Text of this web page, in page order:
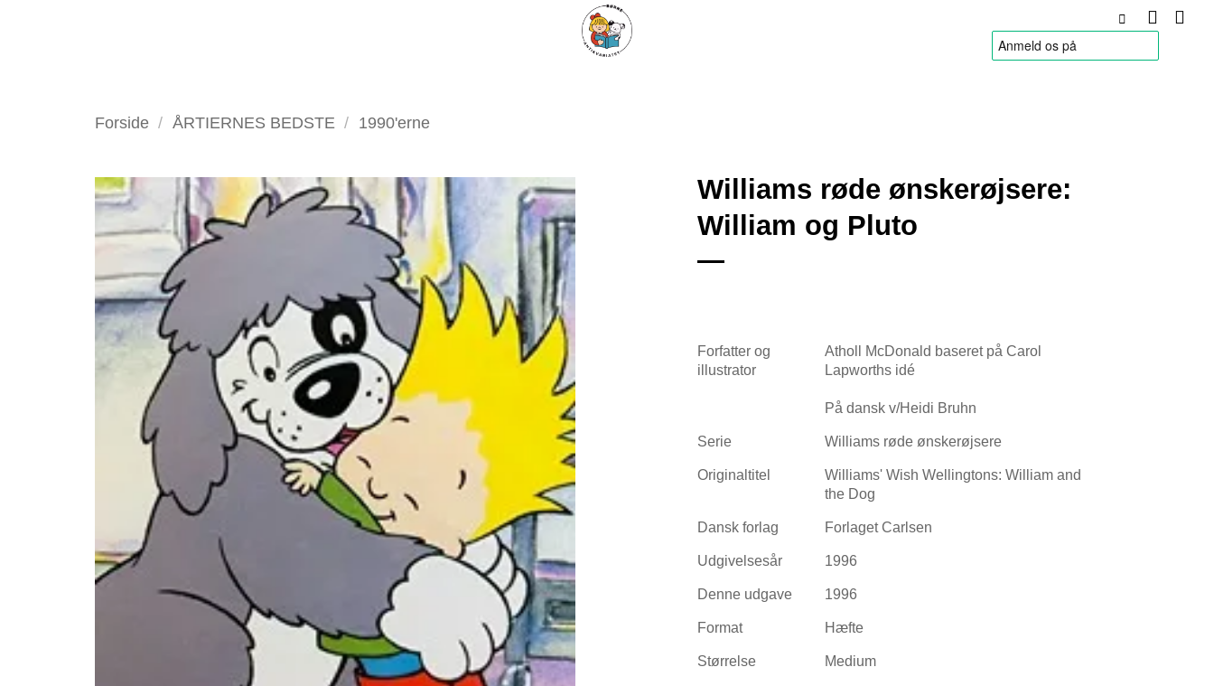
Forside / ÅRTIERNES BEDSTE / 1990'erne
Tilføj
som
favorit
Williams røde ønskerøjsere:
William og Pluto
Forfatter og
illustrator
Atholl McDonald baseret på Carol
Lapworths idé
På dansk v/Heidi Bruhn
Serie Williams røde ønskerøjsere
Originaltitel
Williams' Wish Wellingtons: William and
the Dog
Dansk forlag Forlaget Carlsen
Udgivelsesår 1996
Denne udgave 1996
Format Hæfte
Størrelse Medium